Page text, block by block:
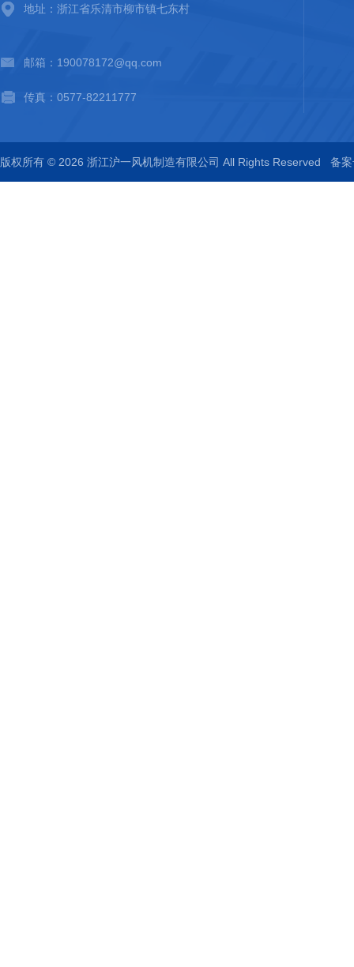
地址：浙江省乐清市柳市镇七东村
邮箱：190078172@qq.com
传真：0577-82211777
版权所有 © 2026 浙江沪一风机制造有限公司 All Rights Reserved 备